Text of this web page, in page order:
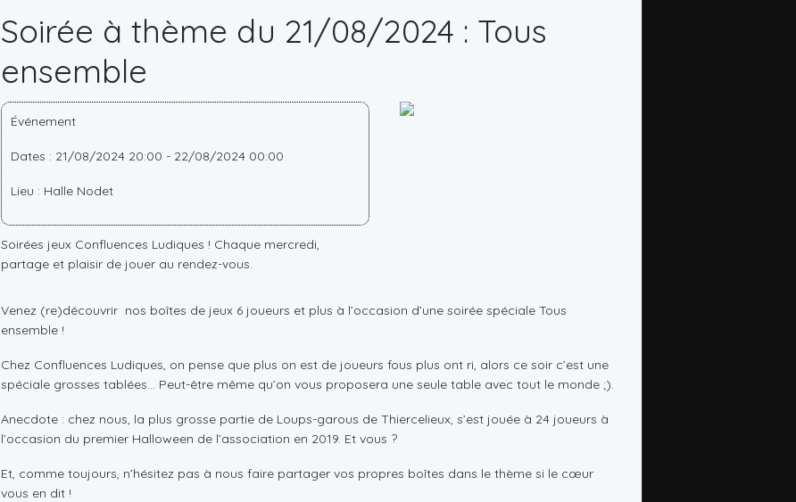
Soirée à thème du 21/08/2024 : Tous
ensemble
Événement
Dates : 21/08/2024 20:00 - 22/08/2024 00:00
Lieu : Halle Nodet
Soirées jeux Confluences Ludiques ! Chaque mercredi,
partage et plaisir de jouer au rendez-vous.
Venez (re)découvrir nos boîtes de jeux 6 joueurs et plus à l’occasion d’une soirée spéciale Tous
ensemble !
Chez Confluences Ludiques, on pense que plus on est de joueurs fous plus ont ri, alors ce soir c’est une
spéciale grosses tablées… Peut-être même qu’on vous proposera une seule table avec tout le monde ;).
Anecdote : chez nous, la plus grosse partie de Loups-garous de Thiercelieux, s’est jouée à 24 joueurs à
l’occasion du premier Halloween de l’association en 2019. Et vous ?
Et, comme toujours, n’hésitez pas à nous faire partager vos propres boîtes dans le thème si le cœur
vous en dit !